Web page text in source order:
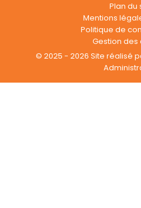
Plan du
Mentions
Politique de
Gestion des
© 2025 - 2026 Site réalisé